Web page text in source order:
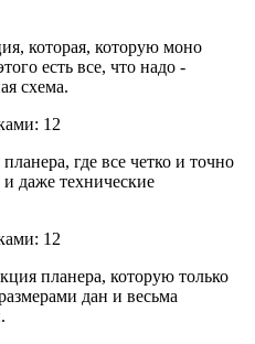
которая, которую моно
есть все, что надо -
схема.
где все четко и точно
даже технические
планера, которую только
дан и весьма